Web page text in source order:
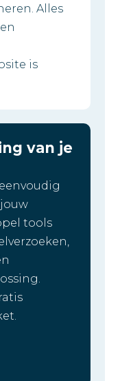
Alles
is
van je
tools